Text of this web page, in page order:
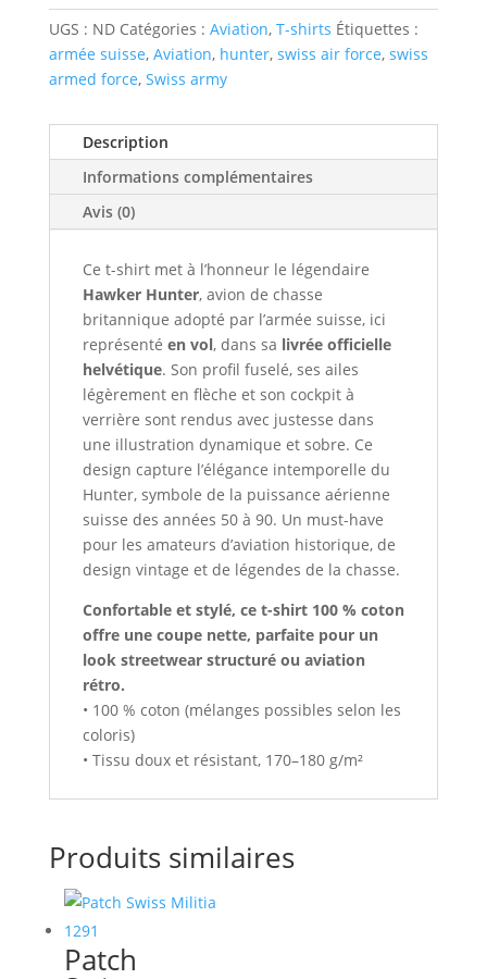
Hawker
Hunter
Armée
l'air
Suisse
UGS : ND Catégories : Aviation, T-shirts Étiquettes :
armée suisse, Aviation, hunter, swiss air force, swiss
armed force, Swiss army
Description
Informations complémentaires
Avis (0)
Ce t-shirt met à l’honneur le légendaire
Hawker Hunter, avion de chasse
britannique adopté par l’armée suisse, ici
représenté en vol, dans sa livrée officielle
helvétique. Son profil fuselé, ses ailes
légèrement en flèche et son cockpit à
verrière sont rendus avec justesse dans
une illustration dynamique et sobre. Ce
design capture l’élégance intemporelle du
Hunter, symbole de la puissance aérienne
suisse des années 50 à 90. Un must-have
pour les amateurs d’aviation historique, de
design vintage et de légendes de la chasse.
Confortable et stylé, ce t-shirt 100 % coton
offre une coupe nette, parfaite pour un
look streetwear structuré ou aviation
rétro.
• 100 % coton (mélanges possibles selon les
coloris)
• Tissu doux et résistant, 170–180 g/m²
Produits similaires
Patch